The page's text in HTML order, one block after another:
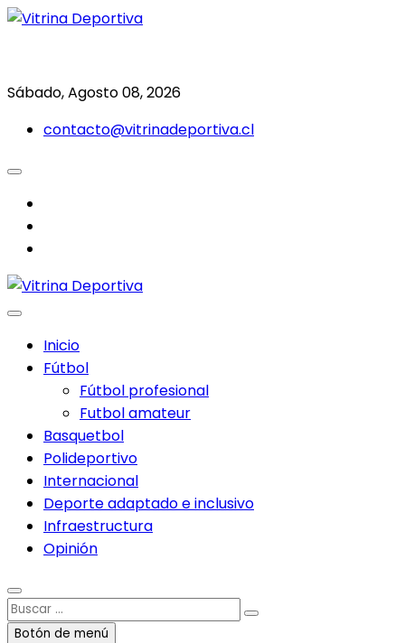
Saltar
Sábado, Agosto 08, 2026
contacto@vitrinadeportiva.cl
Inicio
Fútbol
Fútbol profesional
Futbol amateur
Basquetbol
Polideportivo
Internacional
Deporte adaptado e inclusivo
Infraestructura
Opinión
Buscar
…Botón de menú